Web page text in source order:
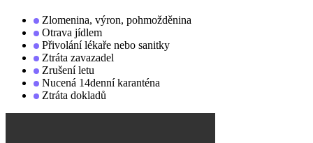
Zlomenina, výron, pohmožděnina
Otrava jídlem
Přivolání lékaře nebo sanitky
Ztráta zavazadel
Zrušení letu
Nucená 14denní karanténa
Ztráta dokladů